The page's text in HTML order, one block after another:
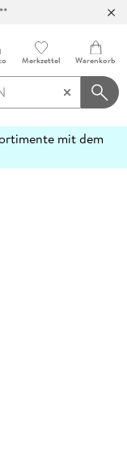
Merkzettel Warenkorb
mit dem